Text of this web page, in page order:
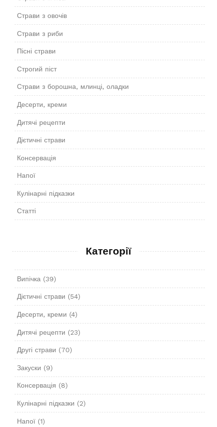
Страви з овочів
Страви з риби
Пісні страви
Строгий піст
Страви з борошна, млинці, оладки
Десерти, креми
Дитячі рецепти
Дієтичні страви
Консервація
Напої
Кулінарні підказки
Статті
Категорії
Випічка (39)
Дієтичні страви (54)
Десерти, креми (4)
Дитячі рецепти (23)
Другі страви (70)
Закуски (9)
Консервація (8)
Кулінарні підказки (2)
Напої(1)